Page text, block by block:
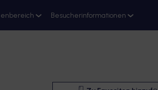
Besucherinformationen